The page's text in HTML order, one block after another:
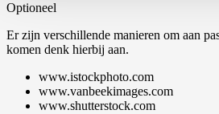
Optioneel
Er zijn verschillende manieren om aan
komen denk hierbij aan.
www.istockphoto.com
www.vanbeekimages.com
www.shutterstock.com